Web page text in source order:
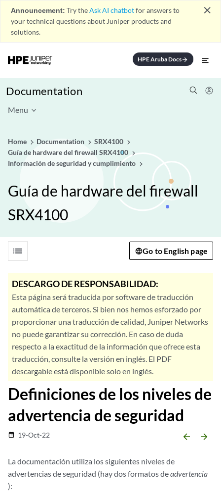
Announcement: Try theAsk AI chatbotfor answers to
your technical questions about Juniper products and
solutions.
close
HPE Aruba Docsarrow_forward
Documentation
Menu
Home Documentation
SRX4100
Guía de hardware del firewall SRX4100
Información de seguridad y cumplimiento
Guía de hardware del firewall
SRX4100
list Go to English page
DESCARGO DE RESPONSABILIDAD:
Esta página será traducida por software de traducción
automática de terceros. Si bien nos hemos esforzado por
proporcionar una traducción de calidad, Juniper Networks
no puede garantizar su corrección. En caso de duda
respecto a la exactitud de la información que ofrece esta
traducción, consulte la versión en inglés. El PDF
descargable está disponible solo en inglés.
Definiciones de los niveles de
advertencia de seguridad
date_range 19-Oct-22 arrow_backward arrow_forward
La documentación utiliza los siguientes niveles de
advertencias de seguridad (hay dos formatos deadvertencia
):